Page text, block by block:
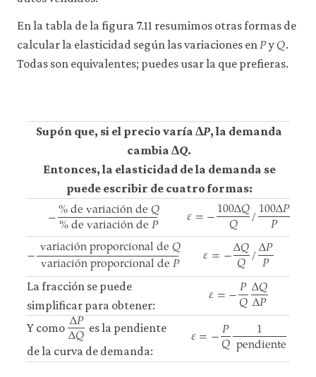
En la tabla de la figura 7.11 resumimos otras formas de
calcular la elasticidad según las variaciones en𝑃
Py𝑄
Q.
Todas son equivalentes; puedes usar la que prefieras.
Supón que, si el precio varía ΔP, la demanda
cambia ΔQ.
Entonces, la elasticidad de la demanda se
puede escribir de cuatro formas:
−%de variación de𝑄
%de variación de𝑃
%de variación deQ% de variación de
𝜀=−100Δ𝑄
𝑄 /100Δ𝑃
𝑃
ΔQ 100Δ
−variación proporcional de𝑄
variación proporcional de𝑃
variación proporcional de Q variación proporcional
𝜀=−Δ𝑄
𝑄/Δ𝑃
𝑃
QQ PP
La fracción se puede
simplificar para obtener:
𝜀=−𝑃
𝑄Δ𝑄
Δ𝑃
QΔ QΔ
Y como Δ𝑃
Δ𝑄
ΔPΔ es la pendiente
de la curva de demanda:
𝜀=−𝑃
𝑄 1
pendiente
Q1 pendiente